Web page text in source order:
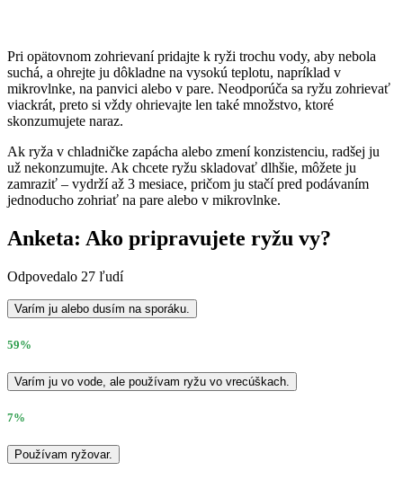
Pri opätovnom zohrievaní pridajte k ryži trochu vody, aby nebola
suchá, a ohrejte ju dôkladne na vysokú teplotu, napríklad v
mikrovlnke, na panvici alebo v pare. Neodporúča sa ryžu zohrievať
viackrát, preto si vždy ohrievajte len také množstvo, ktoré
skonzumujete naraz.
Ak ryža v chladničke zapácha alebo zmení konzistenciu, radšej ju
už nekonzumujte. Ak chcete ryžu skladovať dlhšie, môžete ju
zamraziť – vydrží až 3 mesiace, pričom ju stačí pred podávaním
jednoducho zohriať na pare alebo v mikrovlnke.
Anketa: Ako pripravujete ryžu vy?
Odpovedalo 27 ľudí
Varím ju alebo dusím na sporáku.
59%
Varím ju vo vode, ale používam ryžu vo vrecúškach.
7%
Používam ryžovar.